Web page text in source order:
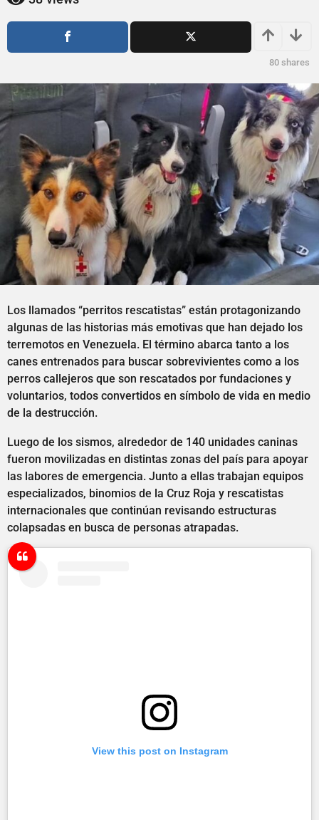
s
a
o
a
80 shares
Los llamados “perritos rescatistas” están protagonizando
algunas de las historias más emotivas que han dejado los
terremotos en Venezuela. El término abarca tanto a los
canes entrenados para buscar sobrevivientes como a los
perros callejeros que son rescatados por fundaciones y
voluntarios, todos convertidos en símbolo de vida en medio
de la destrucción.
Luego de los sismos, alrededor de 140 unidades caninas
fueron movilizadas en distintas zonas del país para apoyar
las labores de emergencia. Junto a ellas trabajan equipos
especializados, binomios de la Cruz Roja y rescatistas
internacionales que continúan revisando estructuras
colapsadas en busca de personas atrapadas.
View this post on Instagram